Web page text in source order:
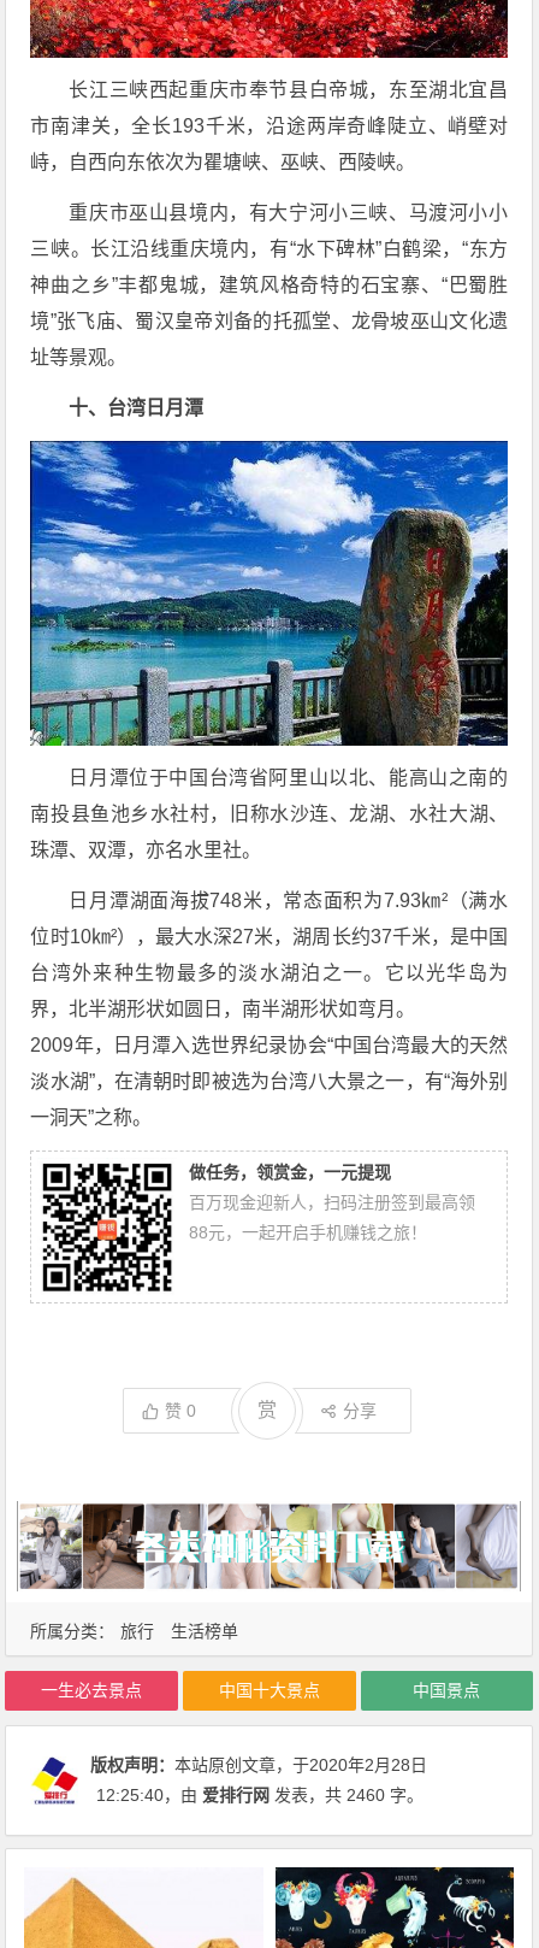
所属分类： 旅行 生活榜单
长江三峡西起重庆市奉节县白帝城，东至湖北宜昌
市南津关，全长193千米，沿途两岸奇峰陡立、峭壁对
峙，自西向东依次为瞿塘峡、巫峡、西陵峡。
重庆市巫山县境内，有大宁河小三峡、马渡河小小
三峡。长江沿线重庆境内，有“水下碑林”白鹤梁，“东方
神曲之乡”丰都鬼城，建筑风格奇特的石宝寨、“巴蜀胜
境”张飞庙、蜀汉皇帝刘备的托孤堂、龙骨坡巫山文化遗
址等景观。
十、台湾日月潭
日月潭位于中国台湾省阿里山以北、能高山之南的
南投县鱼池乡水社村，旧称水沙连、龙湖、水社大湖、
珠潭、双潭，亦名水里社。
日月潭湖面海拔748米，常态面积为7.93㎞²（满水
位时10㎞²），最大水深27米，湖周长约37千米，是中国
台湾外来种生物最多的淡水湖泊之一。它以光华岛为
界，北半湖形状如圆日，南半湖形状如弯月。
2009年，日月潭入选世界纪录协会“中国台湾最大的天然
淡水湖”，在清朝时即被选为台湾八大景之一，有“海外别
一洞天”之称。
做任务，领赏金，一元提现
百万现金迎新人，扫码注册签到最高领
88元，一起开启手机赚钱之旅！
赞0 赏 分享
一生必去景点 中国十大景点 中国景点
版权声明：本站原创文章，于2020年2月28日
12:25:40，由 爱排行网 发表，共 2460 字。